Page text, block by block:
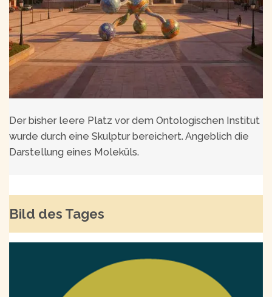
Der bisher leere Platz vor dem Ontologischen Institut
wurde durch eine Skulptur bereichert. Angeblich die
Darstellung eines Moleküls.
Bild des Tages